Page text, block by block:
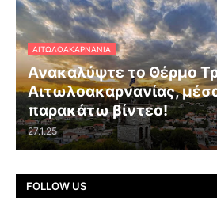
ΑΙΤΩΛΟΑΚΑΡΝΑΝΊΑ
Ανακαλύψτε το Θέρμο
Αιτωλοακαρνανίας,
παρακάτω βίντεο!
27.1.25
FOLLOW US